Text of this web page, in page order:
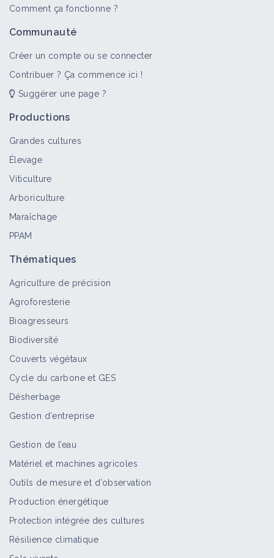
Comment ça fonctionne ?
Communauté
Créer un compte ou se connecter
Contribuer ? Ça commence ici !
Suggérer une page ?
Productions
Grandes cultures
Élevage
Viticulture
Arboriculture
Maraîchage
PPAM
Thématiques
Agriculture de précision
Agroforesterie
Bioagresseurs
Biodiversité
Couverts végétaux
Cycle du carbone et GES
Désherbage
Gestion d'entreprise
Gestion de l’eau
Matériel et machines agricoles
Outils de mesure et d’observation
Production énergétique
Protection intégrée des cultures
Résilience climatique